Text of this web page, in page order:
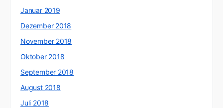
Januar 2019
Dezember 2018
November 2018
Oktober 2018
September 2018
August 2018
Juli 2018